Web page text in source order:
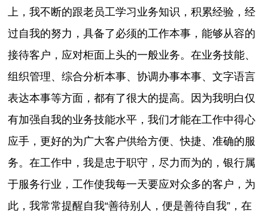
上，我不断的跟老员工学习业务知识，积累经验，经
过自我的努力，具备了必须的工作本事，能够从容的
接待客户，应对柜面上头的一般业务。在业务技能、
组织管理、综合分析本事、协调办事本事、文字语言
表达本事等方面，都有了很大的提高。因为我明白仅
有加强自我的业务技能水平，我们才能在工作中得心
应手，更好的为广大客户供给方便、快捷、准确的服
务。在工作中，我是忠于职守，尽力而为的，银行属
于服务行业，工作使我每一天要应对众多的客户，为
此，我常常提醒自我“善待别人，便是善待自我”，在